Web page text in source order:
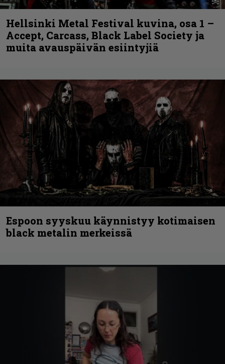
Hellsinki Metal Festival kuvina, osa 1 –
Accept, Carcass, Black Label Society ja
muita avauspäivän esiintyjiä
Espoon syyskuu käynnistyy kotimaisen
black metalin merkeissä